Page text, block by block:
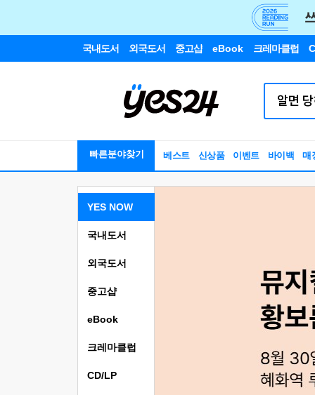
국내도서 외국도서 중고샵 eBook 크레마클럽
빠른분야찾기 베스트 신상품 이벤트 바이백 매
YES NOW
국내도서
외국도서
중고샵
eBook
크레마클럽
CD/LP